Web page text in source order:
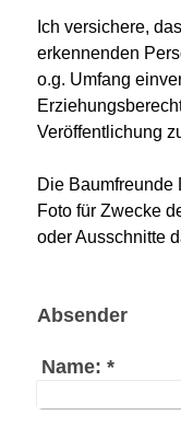
Ich versichere,
erkennenden
o.g. Umfang
Veröffentlichung
Die Baumfreunde
Foto für Zwecke
oder Ausschnitte
Absender
Name: *